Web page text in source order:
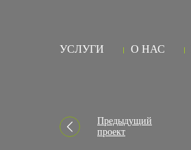
УСЛУГИ О НАС
Предыдущий
проект